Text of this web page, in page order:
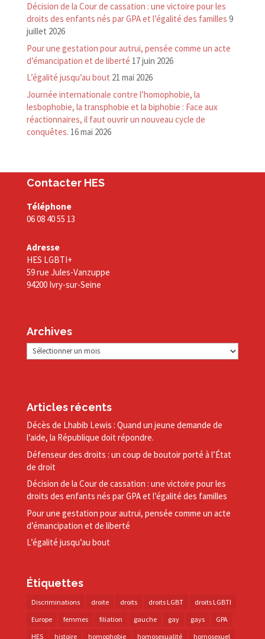
Décision de la Cour de cassation : une victoire pour les
droits des enfants nés par GPA et l’égalité des familles 9
juillet 2026
Pour une gestation pour autrui, pensée comme un acte
d’émancipation et de liberté 17 juin 2026
L’égalité jusqu’au bout 21 mai 2026
Journée internationale contre l’homophobie, la
lesbophobie, la transphobie et la biphobie : Face aux
réactionnaires, il faut ouvrir un nouveau cycle de
conquêtes. 16 mai 2026
Contacter HES
Téléphone
06 08 40 55 13
Adresse
HES LGBTI+
59 rue Jules-Vanzuppe
94200 Ivry-sur-Seine
Archives
Archives
Articles récents
Décès de Lhabib Lewis : Quand un jeune demande de
l’aide, la République doit répondre.
Défenseur des droits : un coup de boutoir porté à l’État
de droit
Décision de la Cour de cassation : une victoire pour les
droits des enfants nés par GPA et l’égalité des familles
Pour une gestation pour autrui, pensée comme un acte
d’émancipation et de liberté
L’égalité jusqu’au bout
Étiquettes
Discriminations droite droits droits LGBT
droits LGBTI
Europe
femmes filiation gauche gay gays
GPA
HES
histoire homophobie homosexualité homosexuel